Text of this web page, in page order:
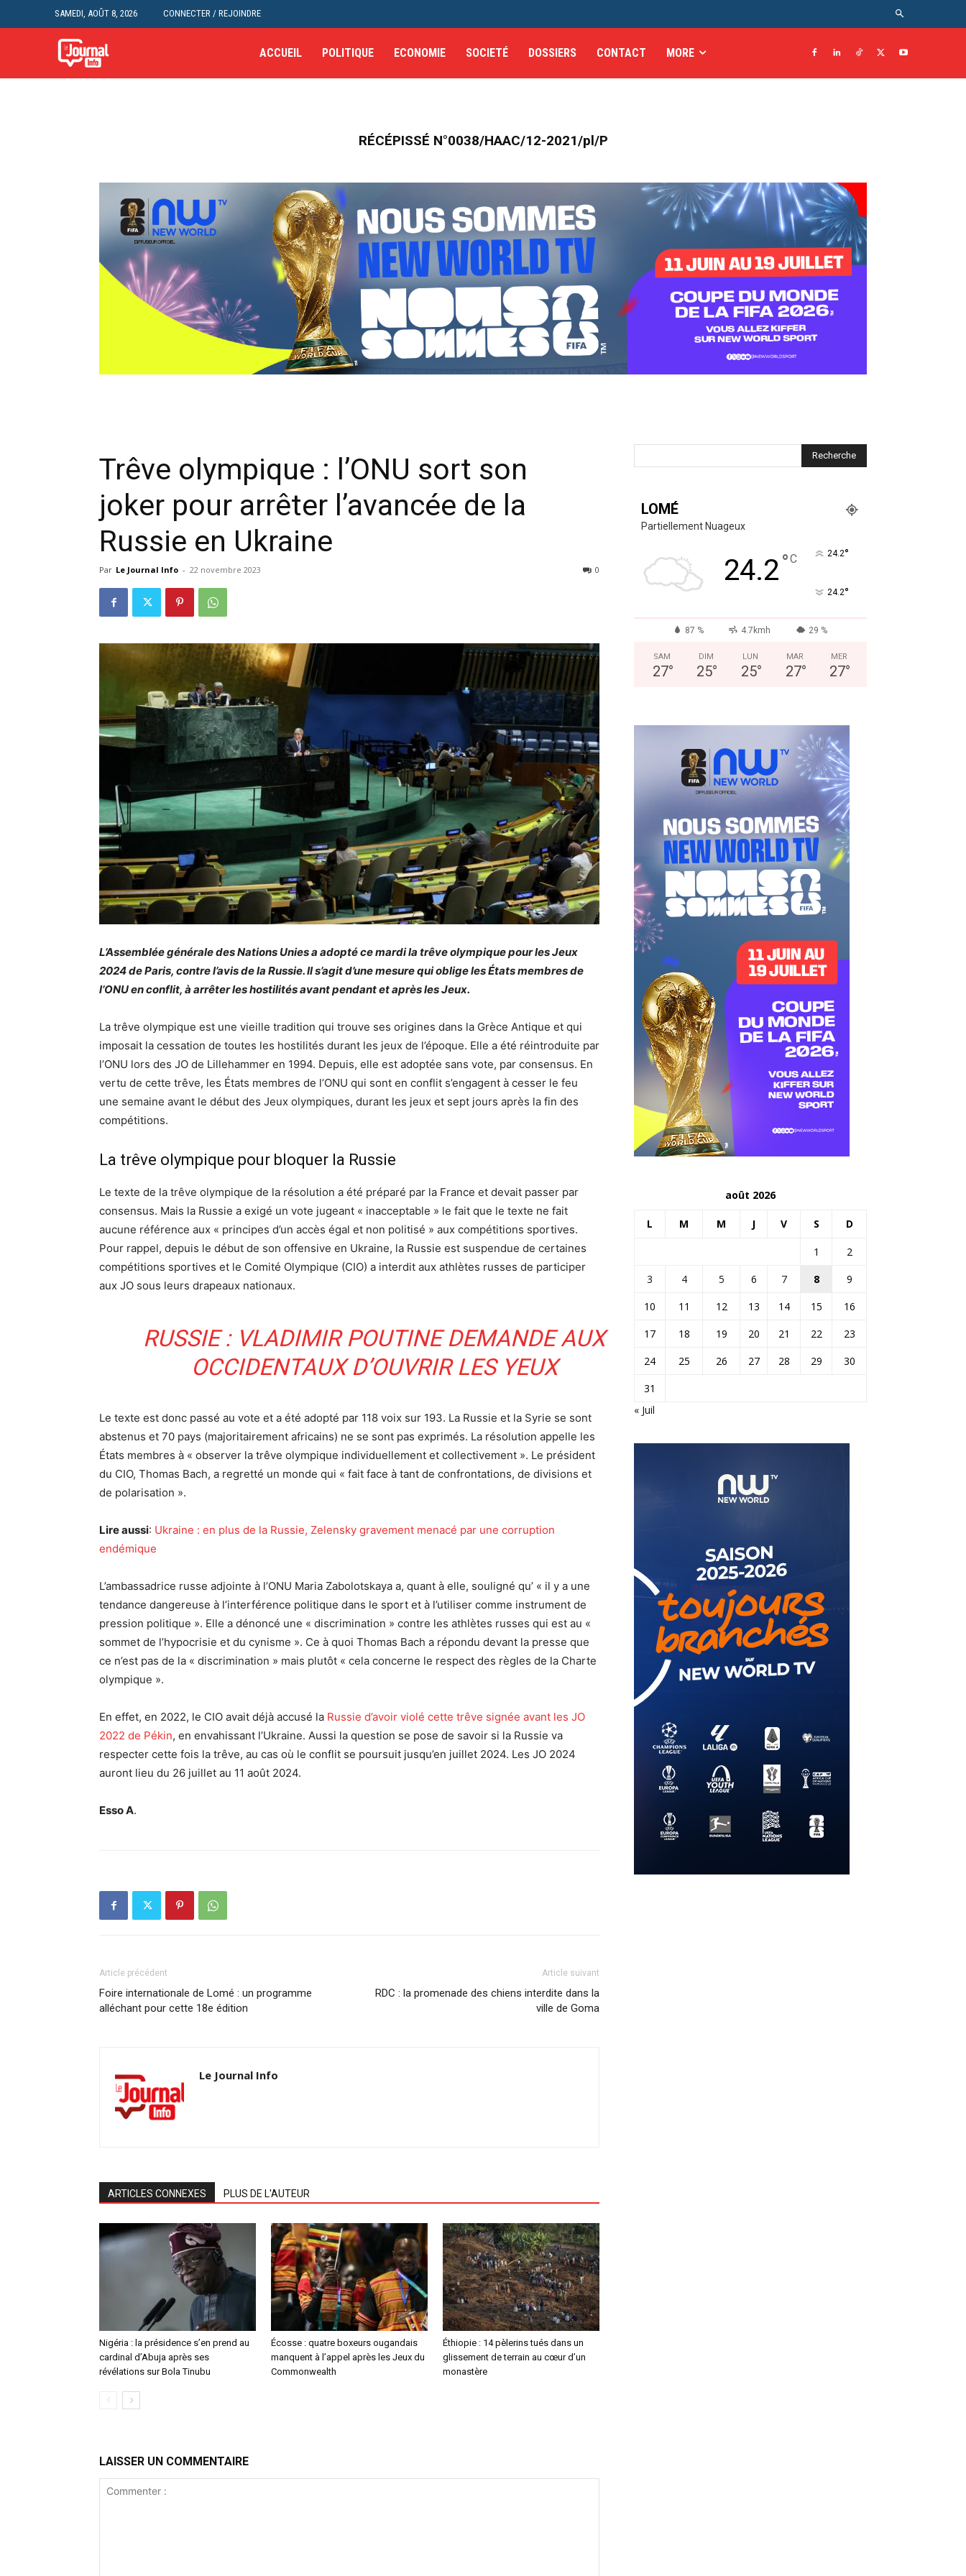
SAMEDI, AOÛT 8, 2026 CONNECTER / REJOINDRE
ACCUEIL POLITIQUE ECONOMIE SOCIETÉ DOSSIERS CONTACT MORE
RÉCÉPISSÉ N°0038/HAAC/12-2021/pl/P
Trêve olympique : l’ONU sort son
joker pour arrêter l’avancée de la
Russie en Ukraine
Par Le Journal Info - 22 novembre 2023 0
L’Assemblée générale des Nations Unies a adopté ce mardi la trêve olympique pour les Jeux
2024 de Paris, contre l’avis de la Russie. Il s’agit d’une mesure qui oblige les États membres de
l’ONU en conflit, à arrêter les hostilités avant pendant et après les Jeux.
La trêve olympique est une vieille tradition qui trouve ses origines dans la Grèce Antique et qui
imposait la cessation de toutes les hostilités durant les jeux de l’époque. Elle a été réintroduite par
l’ONU lors des JO de Lillehammer en 1994. Depuis, elle est adoptée sans vote, par consensus. En
vertu de cette trêve, les États membres de l’ONU qui sont en conflit s’engagent à cesser le feu
une semaine avant le début des Jeux olympiques, durant les jeux et sept jours après la fin des
compétitions.
La trêve olympique pour bloquer la Russie
Le texte de la trêve olympique de la résolution a été préparé par la France et devait passer par
consensus. Mais la Russie a exigé un vote jugeant « inacceptable » le fait que le texte ne fait
aucune référence aux « principes d’un accès égal et non politisé » aux compétitions sportives.
Pour rappel, depuis le début de son offensive en Ukraine, la Russie est suspendue de certaines
compétitions sportives et le Comité Olympique (CIO) a interdit aux athlètes russes de participer
aux JO sous leurs drapeaux nationaux.
RUSSIE : VLADIMIR POUTINE DEMANDE AUX
OCCIDENTAUX D’OUVRIR LES YEUX
Le texte est donc passé au vote et a été adopté par 118 voix sur 193. La Russie et la Syrie se sont
abstenus et 70 pays (majoritairement africains) ne se sont pas exprimés. La résolution appelle les
États membres à « observer la trêve olympique individuellement et collectivement ». Le président
du CIO, Thomas Bach, a regretté un monde qui « fait face à tant de confrontations, de divisions et
de polarisation ».
Lire aussi: Ukraine : en plus de la Russie, Zelensky gravement menacé par une corruption
endémique
L’ambassadrice russe adjointe à l’ONU Maria Zabolotskaya a, quant à elle, souligné qu’ « il y a une
tendance dangereuse à l’interférence politique dans le sport et à l’utiliser comme instrument de
pression politique ». Elle a dénoncé une « discrimination » contre les athlètes russes qui est au «
sommet de l’hypocrisie et du cynisme ». Ce à quoi Thomas Bach a répondu devant la presse que
ce n’est pas de la « discrimination » mais plutôt « cela concerne le respect des règles de la Charte
olympique ».
En effet, en 2022, le CIO avait déjà accusé la Russie d’avoir violé cette trêve signée avant les JO
2022 de Pékin, en envahissant l’Ukraine. Aussi la question se pose de savoir si la Russie va
respecter cette fois la trêve, au cas où le conflit se poursuit jusqu’en juillet 2024. Les JO 2024
auront lieu du 26 juillet au 11 août 2024.
Esso A.
Article précédent
Foire internationale de Lomé : un programme
alléchant pour cette 18e édition
Article suivant
RDC : la promenade des chiens interdite dans la
ville de Goma
Le Journal Info
ARTICLES CONNEXES PLUS DE L'AUTEUR
Nigéria : la présidence s’en prend au
cardinal d’Abuja après ses
révélations sur Bola Tinubu
Écosse : quatre boxeurs ougandais
manquent à l’appel après les Jeux du
Commonwealth
Éthiopie : 14 pèlerins tués dans un
glissement de terrain au cœur d’un
monastère
LAISSER UN COMMENTAIRE
LOMÉ
Partiellement Nuageux
24.2°C 24.2°
24.2°
87 % 4.7kmh 29 %
SAM
27°
DIM
25°
LUN
25°
MAR
27°
MER
27°
août 2026
L M M J V S D
1
2
3
4 5 6 7 8
9
10
11 12 13 14 15
16
17
18 19 20 21 22
23
24
25 26 27 28 29
30
31
« Juil